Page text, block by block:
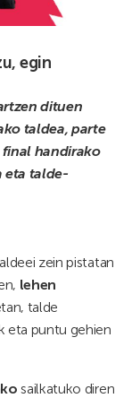
egin
dituen
taldea, parte
handirako
eta talde-
zein pistatan
lehen
talde
eta puntu gehien
sailkatuko diren